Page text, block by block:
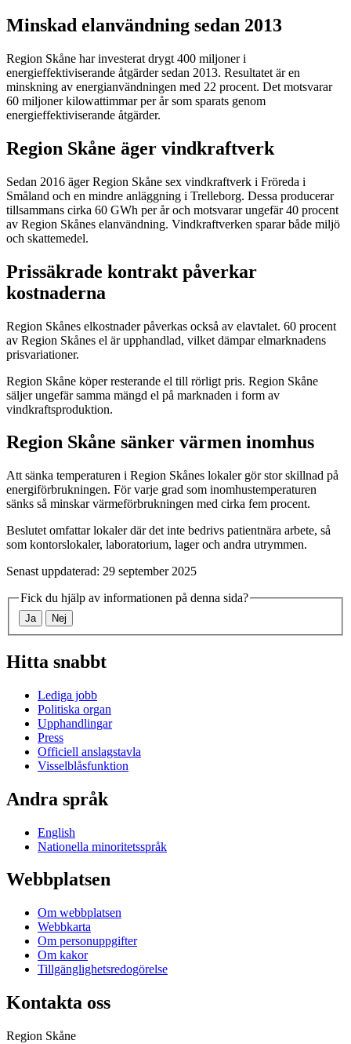
Minskad elanvändning sedan 2013
Region Skåne har investerat drygt 400 miljoner i
energieffektiviserande åtgärder sedan 2013. Resultatet är en
minskning av energianvändningen med 22 procent. Det motsvarar
60 miljoner kilowattimmar per år som sparats genom
energieffektiviserande åtgärder.
Region Skåne äger vindkraftverk
Sedan 2016 äger Region Skåne sex vindkraftverk i Fröreda i
Småland och en mindre anläggning i Trelleborg. Dessa producerar
tillsammans cirka 60 GWh per år och motsvarar ungefär 40 procent
av Region Skånes elanvändning. Vindkraftverken sparar både miljö
och skattemedel.
Prissäkrade kontrakt påverkar
kostnaderna
Region Skånes elkostnader påverkas också av elavtalet. 60 procent
av Region Skånes el är upphandlad, vilket dämpar elmarknadens
prisvariationer.
Region Skåne köper resterande el till rörligt pris. Region Skåne
säljer ungefär samma mängd el på marknaden i form av
vindkraftsproduktion.
Region Skåne sänker värmen inomhus
Att sänka temperaturen i Region Skånes lokaler gör stor skillnad på
energiförbrukningen. För varje grad som inomhustemperaturen
sänks så minskar värmeförbrukningen med cirka fem procent.
Beslutet omfattar lokaler där det inte bedrivs patientnära arbete, så
som kontorslokaler, laboratorium, lager och andra utrymmen.
Senast uppdaterad: 29 september 2025
Fick du hjälp av informationen på denna sida?
Ja Nej
Hitta snabbt
Lediga jobb
Politiska organ
Upphandlingar
Press
Officiell anslagstavla
Visselblåsfunktion
Andra språk
English
Nationella minoritetsspråk
Webbplatsen
Om webbplatsen
Webbkarta
Om personuppgifter
Om kakor
Tillgänglighetsredogörelse
Kontakta oss
Region Skåne